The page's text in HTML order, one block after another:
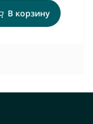
В корзину